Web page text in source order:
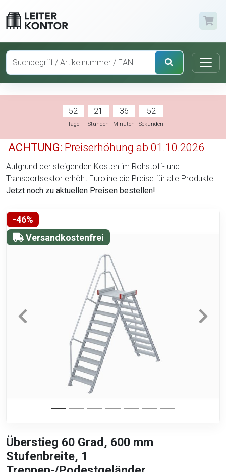
52
Tage
21
Stunden
36
Minuten
52
Sekunden
ACHTUNG: Preiserhöhung ab 01.10.2026
Aufgrund der steigenden Kosten im Rohstoff- und
Transportsektor erhöht Euroline die Preise für alle Produkte.
Jetzt noch zu aktuellen Preisen bestellen!
-46%
Versandkostenfrei
Überstieg 60 Grad, 600 mm
Stufenbreite, 1